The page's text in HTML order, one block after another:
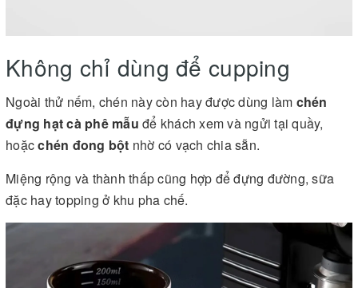
Không chỉ dùng để cupping
Ngoài thử nếm, chén này còn hay được dùng làm chén
đựng hạt cà phê mẫu để khách xem và ngửi tại quầy,
hoặcchén đong bột nhờ có vạch chia sẵn.
Miệng rộng và thành thấp cũng hợp để đựng đường, sữa
đặc hay topping ở khu pha chế.